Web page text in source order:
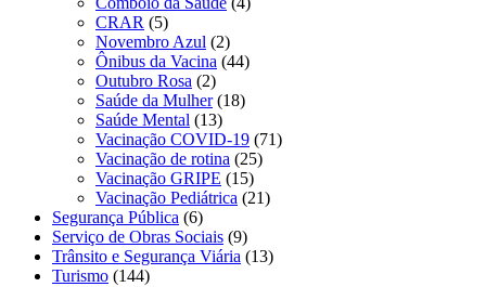
CRAR (5)
Novembro Azul (2)
Ônibus da Vacina (44)
Outubro Rosa (2)
Saúde da Mulher(18)
Saúde Mental (13)
Vacinação COVID-19 (71)
Vacinação de rotina (25)
Vacinação GRIPE (15)
Vacinação Pediátrica (21)
Segurança Pública (6)
Serviço de Obras Sociais (9)
Trânsito e Segurança Viária (13)
Turismo (144)